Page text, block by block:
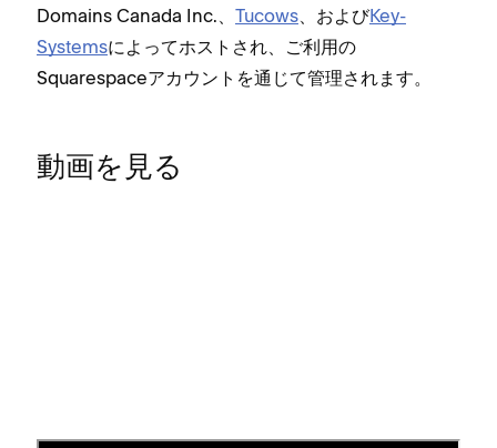
Domains Canada Inc⁠.⁠、 Tucows⁠、およびKey-
Systemsによ⁠ってホストされ⁠、ご利用の
Squarespaceアカウントを通じて管理されます⁠。
動画を見る